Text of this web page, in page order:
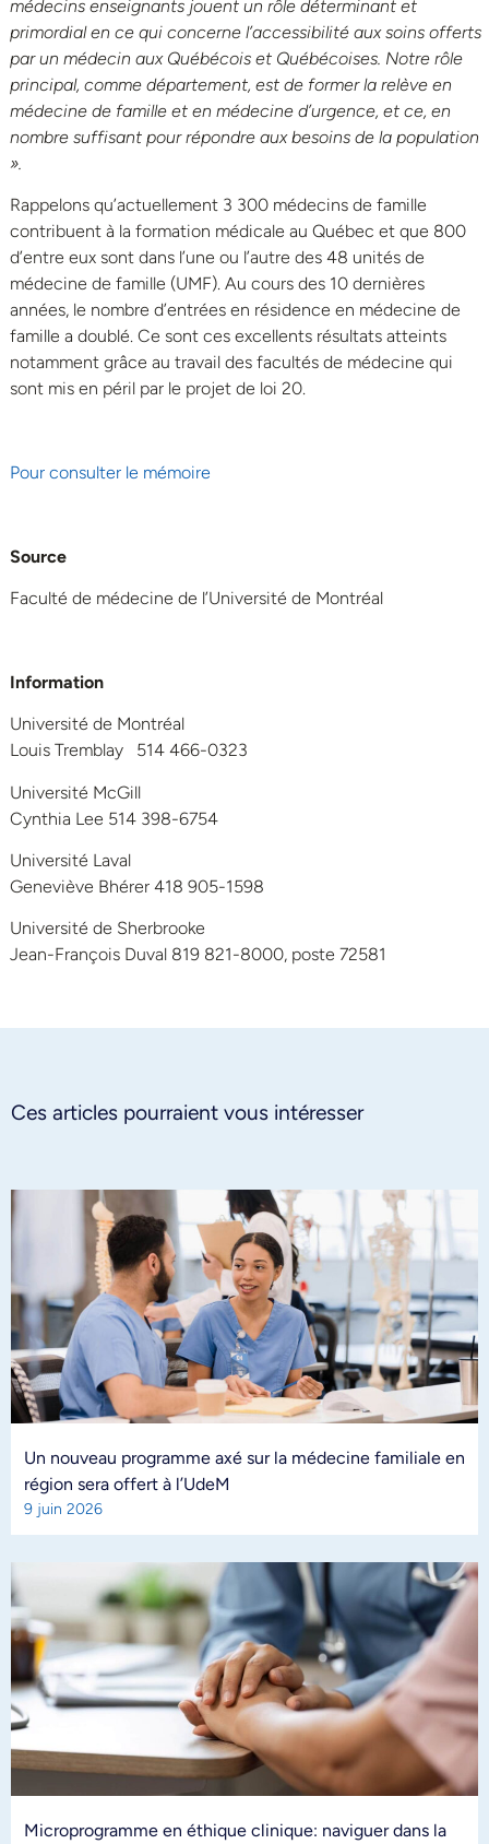
médecins enseignants jouent un rôle déterminant et
primordial en ce qui concerne l’accessibilité aux soins offerts
par un médecin aux Québécois et Québécoises. Notre rôle
principal, comme département, est de former la relève en
médecine de famille et en médecine d’urgence, et ce, en
nombre suffisant pour répondre aux besoins de la population
».
Rappelons qu’actuellement 3 300 médecins de famille
contribuent à la formation médicale au Québec et que 800
d’entre eux sont dans l’une ou l’autre des 48 unités de
médecine de famille (UMF). Au cours des 10 dernières
années, le nombre d’entrées en résidence en médecine de
famille a doublé. Ce sont ces excellents résultats atteints
notamment grâce au travail des facultés de médecine qui
sont mis en péril par le projet de loi 20.
Pour consulter le mémoire
Source
Faculté de médecine de l’Université de Montréal
Information
Université de Montréal
Louis Tremblay 514 466-0323
Université McGill
Cynthia Lee 514 398-6754
Université Laval
Geneviève Bhérer 418 905-1598
Université de Sherbrooke
Jean-François Duval 819 821-8000, poste 72581
Ces articles pourraient vous intéresser
Un nouveau programme axé sur la médecine familiale en
région sera offert à l’UdeM
9 juin 2026
Microprogramme en éthique clinique: naviguer dans la